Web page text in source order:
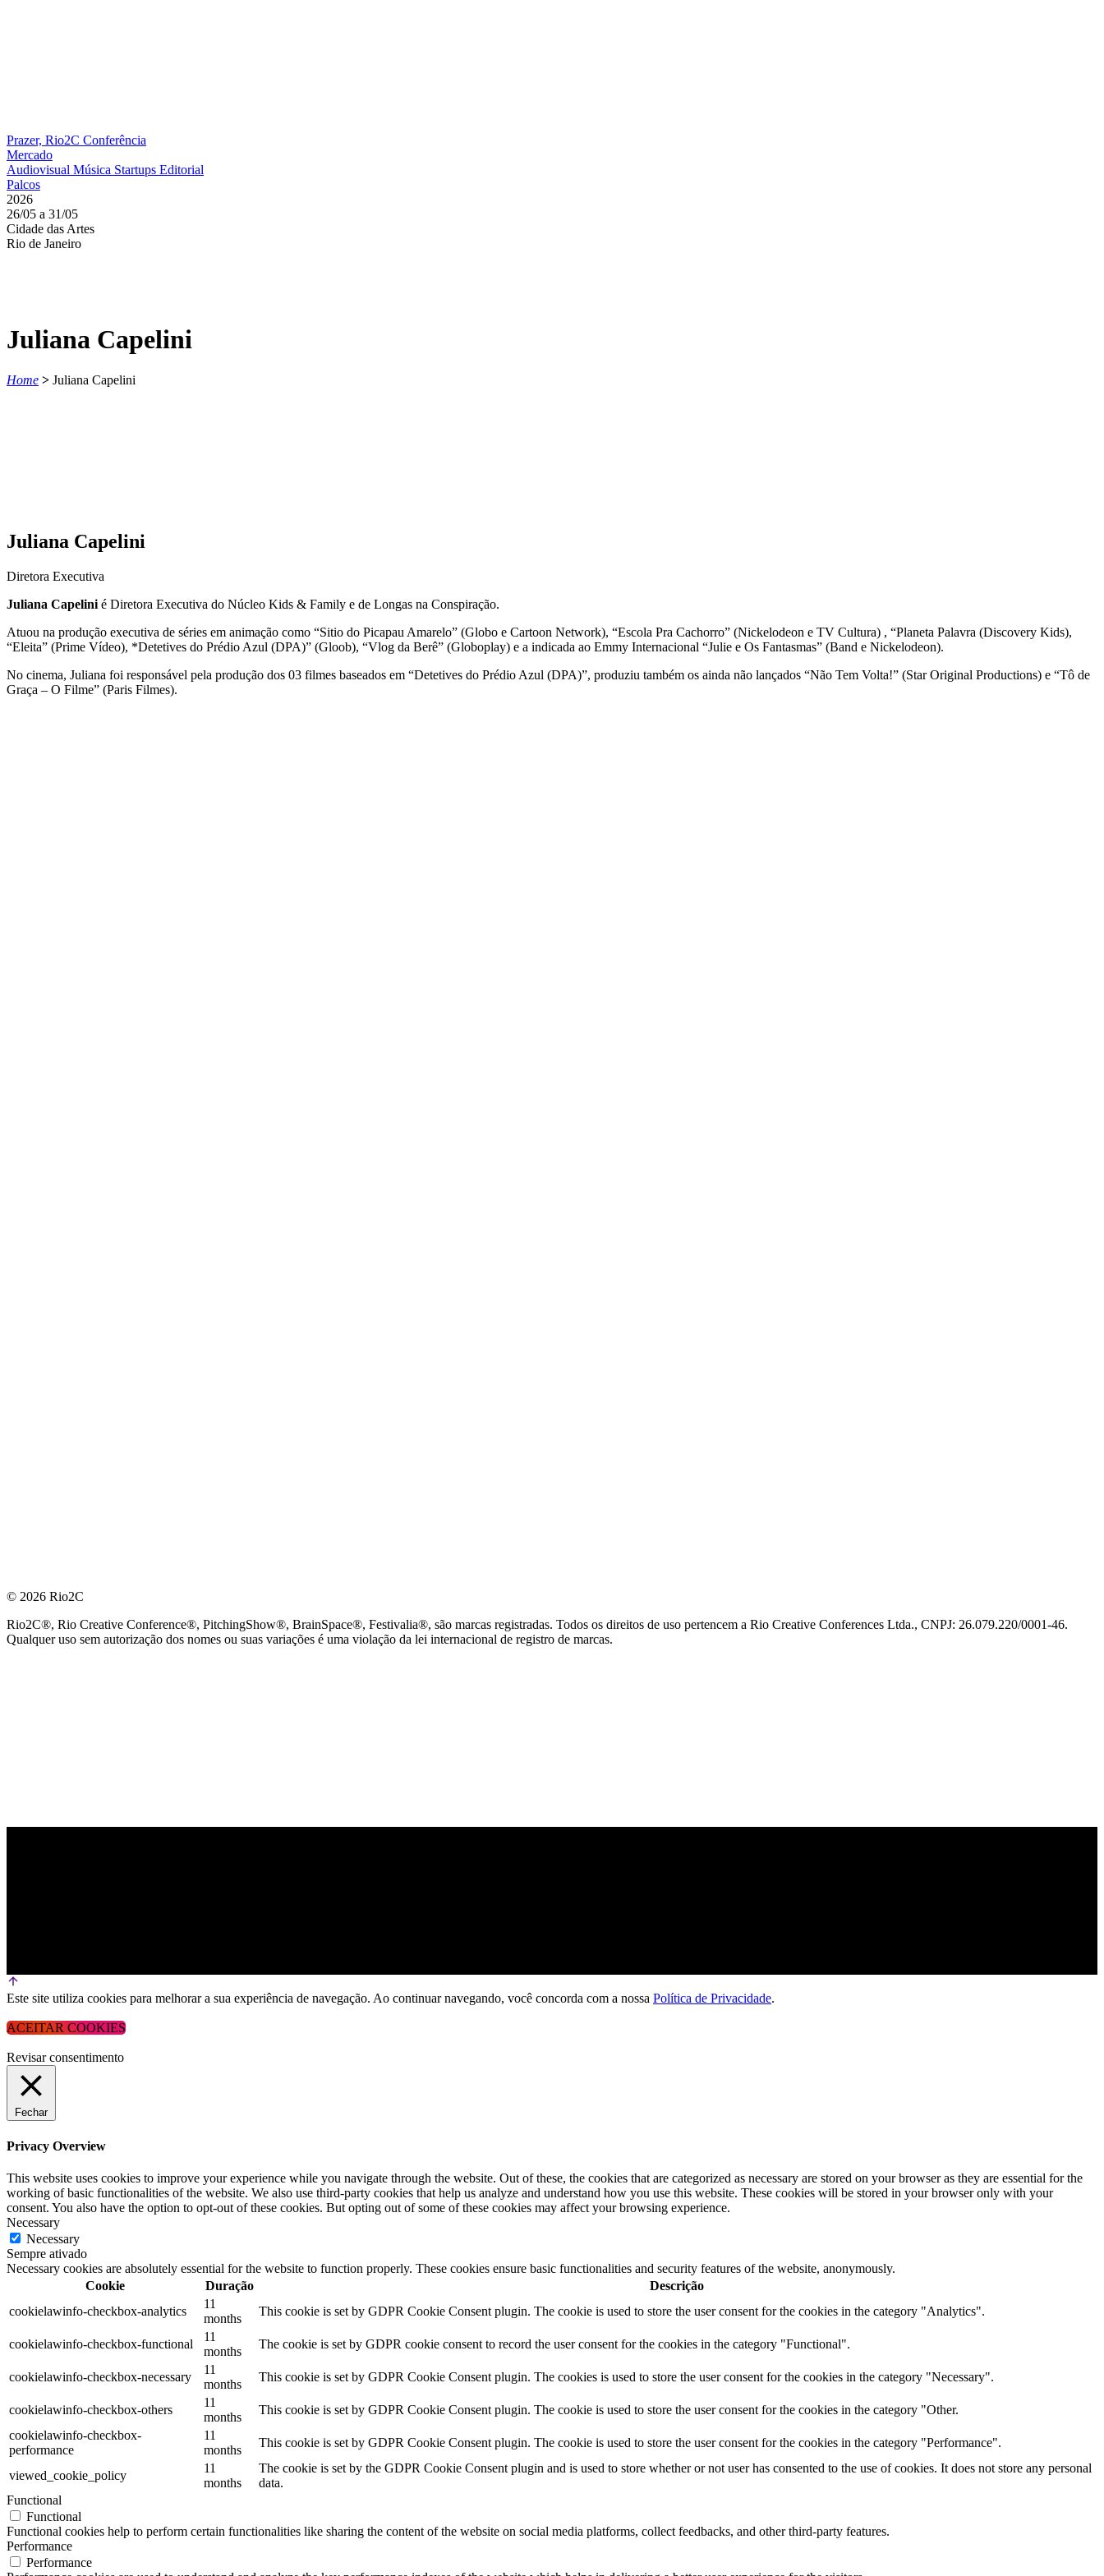
Prazer, Rio2C Conferência
Mercado
Audiovisual Música Startups Editorial
Palcos
2026
26/05 a 31/05
Cidade das Artes
Rio de Janeiro
Juliana Capelini
Home > Juliana Capelini
Juliana Capelini
Diretora Executiva
Juliana Capelini é Diretora Executiva do Núcleo Kids & Family e de Longas na Conspiração.
Atuou na produção executiva de séries em animação como “Sitio do Picapau Amarelo” (Globo e Cartoon Network), “Escola Pra Cachorro” (Nickelodeon e TV Cultura) , “Planeta Palavra (Discovery Kids),
“Eleita” (Prime Vídeo), *Detetives do Prédio Azul (DPA)” (Gloob), “Vlog da Berê” (Globoplay) e a indicada ao Emmy Internacional “Julie e Os Fantasmas” (Band e Nickelodeon).
No cinema, Juliana foi responsável pela produção dos 03 filmes baseados em “Detetives do Prédio Azul (DPA)”, produziu também os ainda não lançados “Não Tem Volta!” (Star Original Productions) e “Tô de
Graça – O Filme” (Paris Filmes).
© 2026 Rio2C
Rio2C®, Rio Creative Conference®, PitchingShow®, BrainSpace®, Festivalia®, são marcas registradas. Todos os direitos de uso pertencem a Rio Creative Conferences Ltda., CNPJ: 26.079.220/0001-46.
Qualquer uso sem autorização dos nomes ou suas variações é uma violação da lei internacional de registro de marcas.
Este site utiliza cookies para melhorar a sua experiência de navegação. Ao continuar navegando, você concorda com a nossa Política de Privacidade.
ACEITAR COOKIES
Revisar consentimento
Fechar
Privacy Overview
This website uses cookies to improve your experience while you navigate through the website. Out of these, the cookies that are categorized as necessary are stored on your browser as they are essential for the
working of basic functionalities of the website. We also use third-party cookies that help us analyze and understand how you use this website. These cookies will be stored in your browser only with your
consent. You also have the option to opt-out of these cookies. But opting out of some of these cookies may affect your browsing experience.
Necessary
Necessary
Sempre ativado
Necessary cookies are absolutely essential for the website to function properly. These cookies ensure basic functionalities and security features of the website, anonymously.
Cookie
Duração
Descrição
cookielawinfo-checkbox-analytics
11
months
This cookie is set by GDPR Cookie Consent plugin. The cookie is used to store the user consent for the cookies in the category "Analytics".
cookielawinfo-checkbox-functional
11
months
The cookie is set by GDPR cookie consent to record the user consent for the cookies in the category "Functional".
cookielawinfo-checkbox-necessary
11
months
This cookie is set by GDPR Cookie Consent plugin. The cookies is used to store the user consent for the cookies in the category "Necessary".
cookielawinfo-checkbox-others
11
months
This cookie is set by GDPR Cookie Consent plugin. The cookie is used to store the user consent for the cookies in the category "Other.
cookielawinfo-checkbox-
performance
11
months
This cookie is set by GDPR Cookie Consent plugin. The cookie is used to store the user consent for the cookies in the category "Performance".
viewed_cookie_policy
11
months
The cookie is set by the GDPR Cookie Consent plugin and is used to store whether or not user has consented to the use of cookies. It does not store any personal
data.
Functional
Functional
Functional cookies help to perform certain functionalities like sharing the content of the website on social media platforms, collect feedbacks, and other third-party features.
Performance
Performance